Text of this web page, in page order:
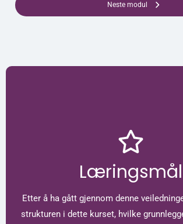
Neste modul
Læringsmål
Etter å ha gått gjennom denne
strukturen i dette kurset, hvilke